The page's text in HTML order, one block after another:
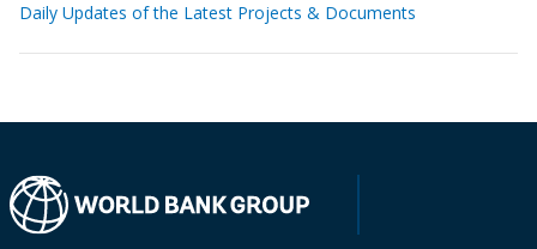
Daily Updates of the Latest Projects & Documents